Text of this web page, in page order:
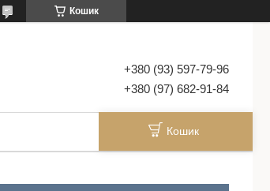
Кошик
+380 (93) 597-79-96
+380 (97) 682-91-84
Кошик